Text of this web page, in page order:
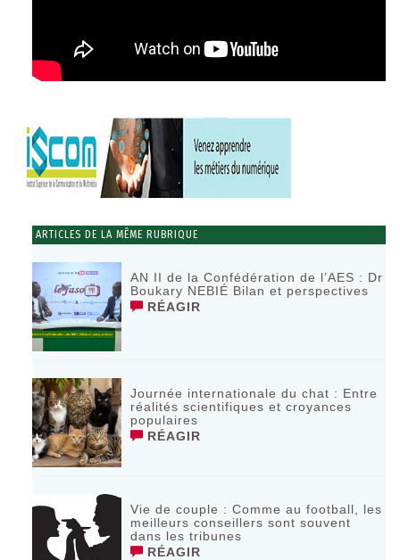
ARTICLES DE LA MÊME RUBRIQUE
AN II de la Confédération de l’AES : Dr
Boukary NEBIÉ Bilan et perspectives
RÉAGIR
Journée internationale du chat : Entre
réalités scientifiques et croyances
populaires
RÉAGIR
Vie de couple : Comme au football, les
meilleurs conseillers sont souvent
dans les tribunes
RÉAGIR